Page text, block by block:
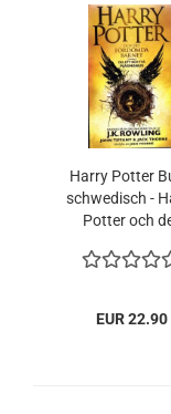
Harry Potter
schwedisch -
Potter och
J.K.Rowling
EUR 22.90